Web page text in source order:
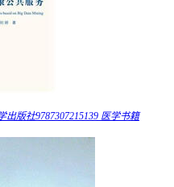
版社9787307215139 医学书籍